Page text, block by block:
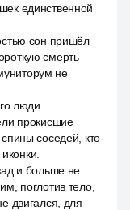
единственной
сон пришёл
смерть
не
люди
прокисшие
соседей, кто-
и больше не
поглотив тело,
двигался, для